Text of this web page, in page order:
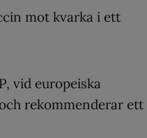
mot kvarka i ett
vid europeiska
rekommenderar ett